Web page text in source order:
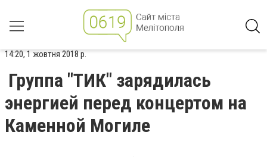
14:20, 1 жовтня 2018 р.
Группа "ТИК" зарядилась
энергией перед концертом на
Каменной Могиле